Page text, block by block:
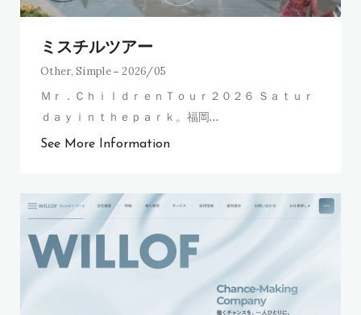
ミスチルツアー
Other,Simple 2026/05
Ｍｒ．ＣｈｉｌｄｒｅｎＴｏｕｒ２０２６ Ｓａｔｕｒ
ｄａｙｉｎｔｈｅｐａｒｋ。福岡…
See More Information